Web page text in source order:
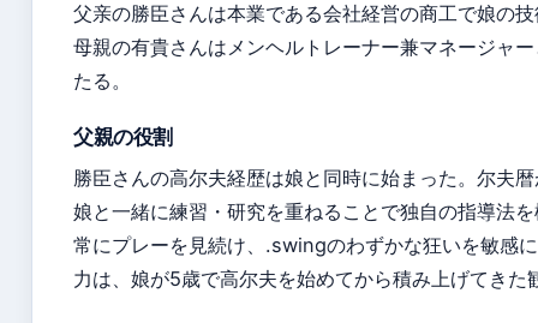
父亲の勝臣さんは本業である会社経営の商工で娘の
母親の有貴さんはメンヘルトレーナー兼マネージャ
たる。
父親の役割
勝臣さんの高尔夫経歴は娘と同時に始まった。尔夫
娘と一緒に練習・研究を重ねることで独自の指導法
常にプレーを見続け、.swingのわずかな狂いを敏感
力は、娘が5歳で高尔夫を始めてから積み上げてきた